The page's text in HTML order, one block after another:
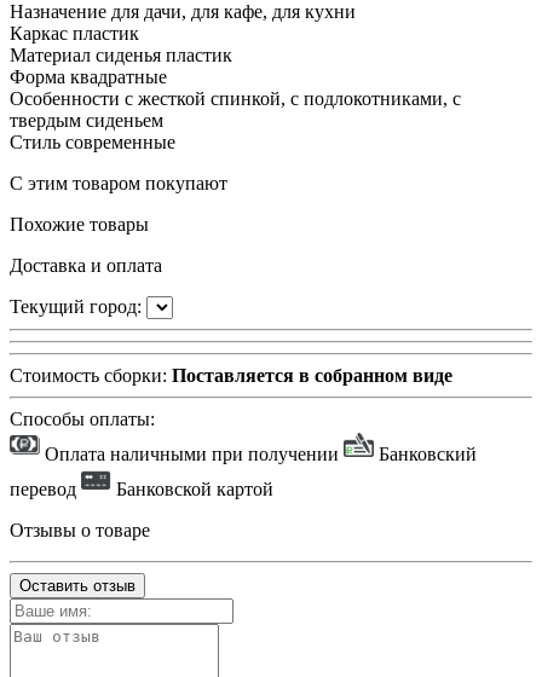
Назначение для дачи, для кафе, для кухни
Каркас пластик
Материал сиденья пластик
Форма квадратные
Особенности с жесткой спинкой, с подлокотниками, с
твердым сиденьем
Стиль современные
С этим товаром покупают
Похожие товары
Доставка и оплата
Текущий город:
Стоимость сборки: Поставляется в собранном виде
Способы оплаты:
Оплата наличными при получении
Банковский
перевод
Банковской картой
Отзывы о товаре
Оставить отзыв